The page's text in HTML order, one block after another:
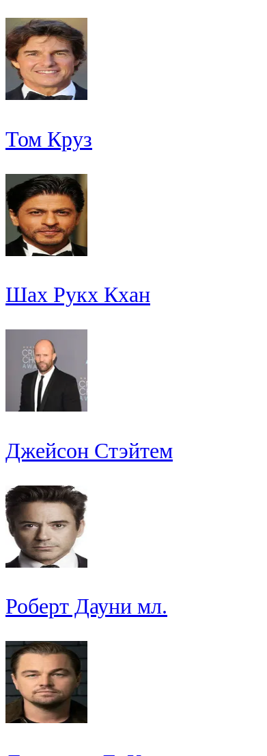
Том Круз
Шах Рукх Кхан
Джейсон Стэйтем
Роберт Дауни мл.